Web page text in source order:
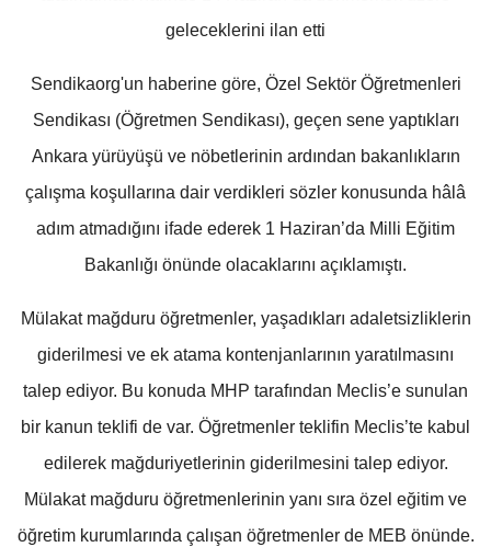
geleceklerini ilan etti
Sendikaorg'un haberine göre, Özel Sektör Öğretmenleri
Sendikası (Öğretmen Sendikası), geçen sene yaptıkları
Ankara yürüyüşü ve nöbetlerinin ardından bakanlıkların
çalışma koşullarına dair verdikleri sözler konusunda hâlâ
adım atmadığını ifade ederek 1 Haziran’da Milli Eğitim
Bakanlığı önünde olacaklarını açıklamıştı.
Mülakat mağduru öğretmenler, yaşadıkları adaletsizliklerin
giderilmesi ve ek atama kontenjanlarının yaratılmasını
talep ediyor. Bu konuda MHP tarafından Meclis’e sunulan
bir kanun teklifi de var. Öğretmenler teklifin Meclis’te kabul
edilerek mağduriyetlerinin giderilmesini talep ediyor.
Mülakat mağduru öğretmenlerinin yanı sıra özel eğitim ve
öğretim kurumlarında çalışan öğretmenler de MEB önünde.